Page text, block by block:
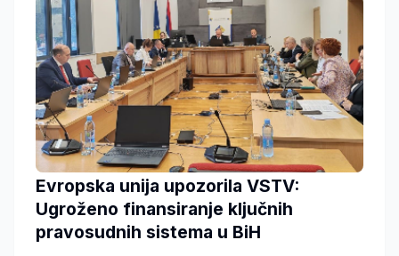
Evropska unija upozorila VSTV:
Ugroženo finansiranje ključnih
pravosudnih sistema u BiH